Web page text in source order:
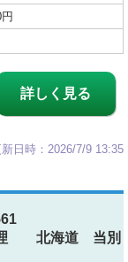
詳しく見る
日時：2026/7/9 13:35
理 北海道 当別